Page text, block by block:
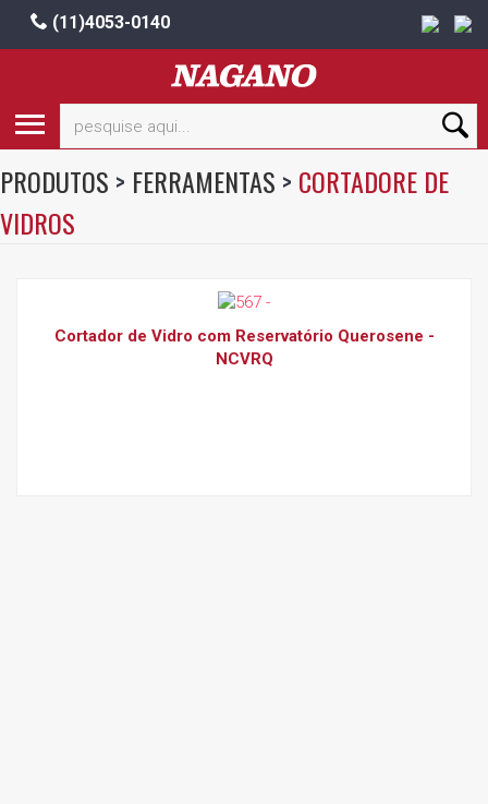
(11)4053-0140
PRODUTOS > FERRAMENTAS > CORTADORE DE
VIDROS
Cortador de Vidro com Reservatório Querosene -
NCVRQ